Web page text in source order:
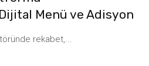
Menü ve Adisyon
rekabet,...